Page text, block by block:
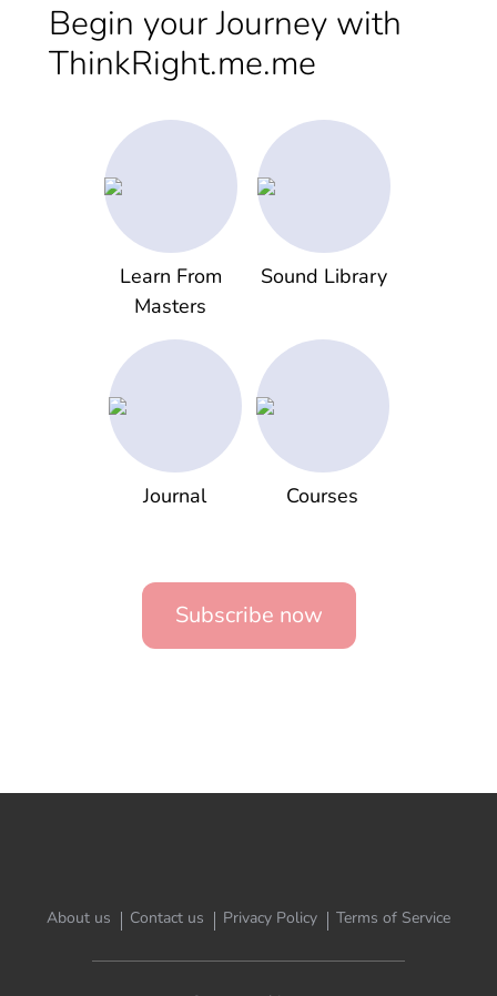
Begin your Journey with
ThinkRight.me.me
Learn From
Masters
Sound Library
Journal Courses
Subscribe now
About us Contact us Privacy Policy Terms of Service